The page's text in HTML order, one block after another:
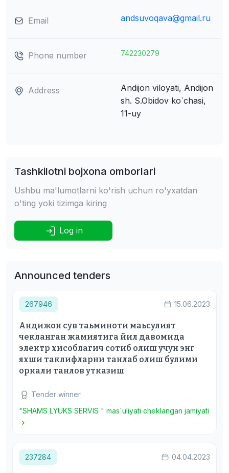
Email andsuvoqava@gmail.ru
Phone number 742230279
Address
Andijon viloyati, Andijon
sh. S.Obidov ko`chasi,
11-uy
Tashkilotni bojxona omborlari
Ushbu ma'lumotlarni ko'rish uchun ro'yxatdan
o'ting yoki tizimga kiring
Log in
Announced tenders
267946 15.06.2023
Андижон сув таьминоти маьсулият
чекланган жамиятига йил давомида
электр хисоблагич сотиб олиш учун энг
яхши таклифларни танлаб олиш булими
оркали танлов утказиш
Tender winner
"SHAMS LYUKS SERVIS " mas`uliyati cheklangan jamiyati
237284 04.04.2023